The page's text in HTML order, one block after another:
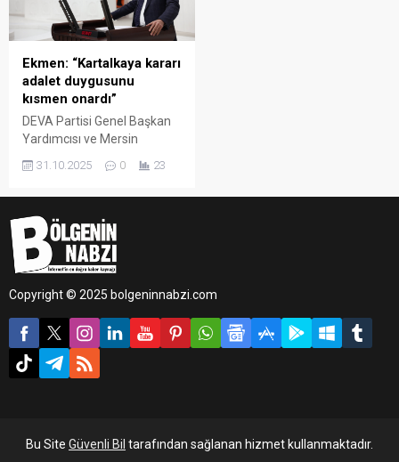
Ekmen: “Kartalkaya kararı
adalet duygusunu
kısmen onardı”
DEVA Partisi Genel Başkan
Yardımcısı ve Mersin
Milletvekili Mehmet Emin
Ekmen, Bolu Kartalkaya’da
değerlendirmede bulundu.
Ekmen, kararın önemli
olduğunu ancak hâlâ
kişilerin yargılanması
gerektiğini vurguladı.
31.10.2025 0 23
Copyright © 2025 bolgeninnabzi.com
Bu Site Güvenli Bil tarafından sağlanan hizmet kullanmaktadır.